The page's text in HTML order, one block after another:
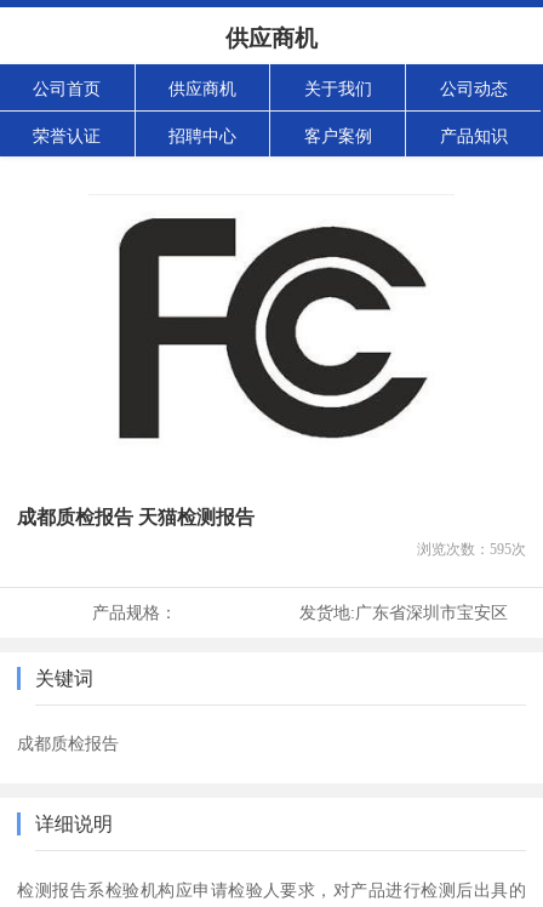
供应商机
公司首页 供应商机 关于我们 公司动态
荣誉认证 招聘中心 客户案例 产品知识
成都质检报告 天猫检测报告
浏览次数： 595次
产品规格： 发货地:广东省深圳市宝安区
关键词
成都质检报告
详细说明
检测报告系检验机构应申请检验人要求，对产品进行检测后出具的